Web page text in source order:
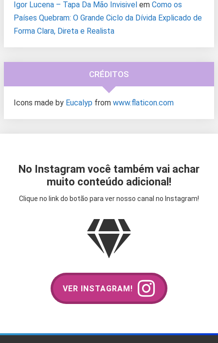
Igor Lucena – Tapa Da Mão Invisivel em Como os
Países Quebram: O Grande Ciclo da Dívida Explicado de
Forma Clara, Direta e Realista
CRÉDITOS
Icons made by Eucalyp from www.flaticon.com
No Instagram você também vai achar
muito conteúdo adicional!
Clique no link do botão para ver nosso canal no Instagram!
VER INSTAGRAM!